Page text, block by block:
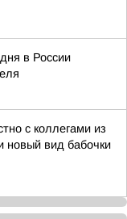
в России
с коллегами из
новый вид бабочки